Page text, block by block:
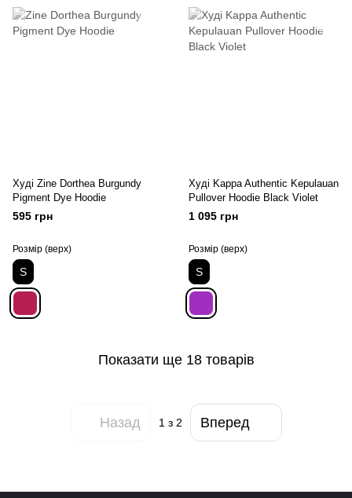
Худі Zine Dorthea Burgundy
Pigment Dye Hoodie
595 грн
Розмір (верх)
S
Худі Kappa Authentic Kepulauan
Pullover Hoodie Black Violet
1 095 грн
Розмір (верх)
S
Показати ще 18 товарів
Назад 1 з 2 Вперед